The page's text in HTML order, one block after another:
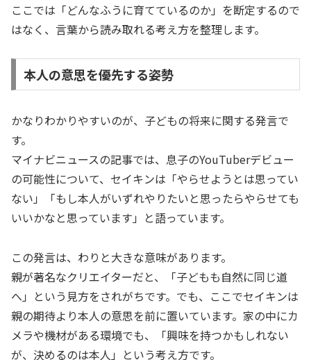
ここでは「どんなふうに育てているのか」を断定するので
はなく、言葉から読み取れる考え方を整理します。
本人の意思を優先する姿勢
かなりわかりやすいのが、子どもの将来に関する発言で
す。
マイナビニュースの記事では、息子のYouTuberデビュー
の可能性について、セイキンは「やらせようとは思ってい
ない」「もし本人がいずれやりたいと思ったらやらせても
いいかなと思っています」と語っています。
この発言は、わりと大きな意味があります。
親が著名なクリエイターだと、「子どもも自然に同じ道
へ」という見方をされがちです。でも、ここでセイキンは
親の期待より本人の意思を前に置いています。家の中にカ
メラや機材がある環境でも、「興味を持つかもしれない
が、決めるのは本人」という考え方です。